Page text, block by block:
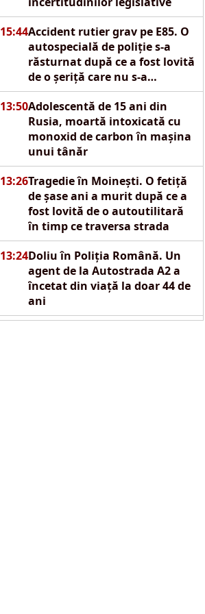
15:44Accident rutier grav pe E85. O
autospecială de poliție s-a
răsturnat după ce a fost lovită
de o șeriță care nu s-a
asigurat
13:50Adolescentă de 15 ani din
Rusia, moartă intoxicată cu
monoxid de carbon în mașina
unui tânăr
13:26Tragedie în Moinești. O fetiță
de șase ani a murit după ce a
fost lovită de o autoutilitară
în timp ce traversa strada
13:24Doliu în Poliția Română. Un
agent de la Autostrada A2 a
încetat din viață la doar 44 de
ani